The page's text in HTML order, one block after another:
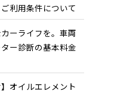
利用条件について
ーライフを。車両
ー診断の基本料金
】オイルエレメント